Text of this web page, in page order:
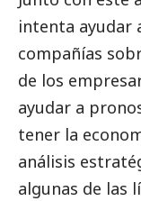
intenta ayudar
compañías
de los
ayudar a
tener la
análisis
algunas de las